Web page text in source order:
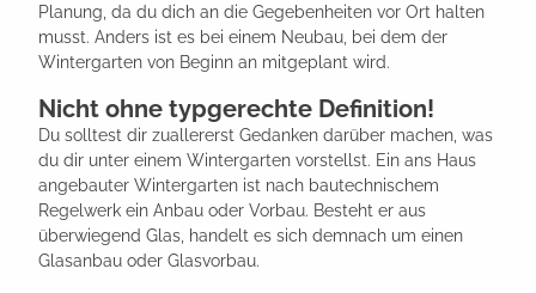
Planung, da du dich an die Gegebenheiten vor Ort halten
musst. Anders ist es bei einem Neubau, bei dem der
Wintergarten von Beginn an mitgeplant wird.
Nicht ohne typgerechte Definition!
Du solltest dir zuallererst Gedanken darüber machen, was
du dir unter einem Wintergarten vorstellst. Ein ans Haus
angebauter Wintergarten ist nach bautechnischem
Regelwerk ein Anbau oder Vorbau. Besteht er aus
überwiegend Glas, handelt es sich demnach um einen
Glasanbau oder Glasvorbau.